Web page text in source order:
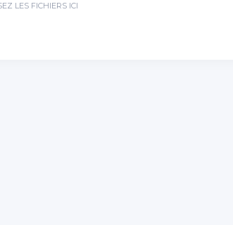
LES FICHIERS ICI